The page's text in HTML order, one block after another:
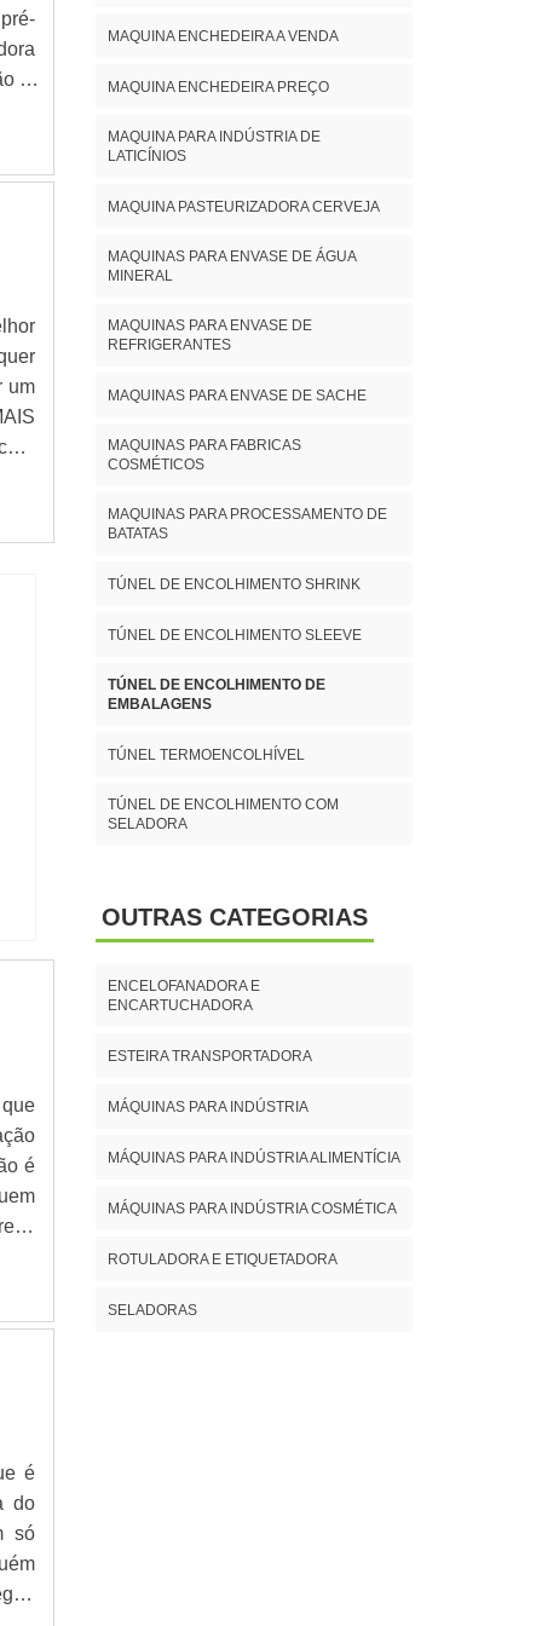
é
e
e
um
e
de
é
é
em
o
é
do
só
MAQUINA ENCHEDEIRA A VENDA
MAQUINA ENCHEDEIRA PREÇO
MAQUINA PARA INDÚSTRIA DE
LATICÍNIOS
MAQUINA PASTEURIZADORA CERVEJA
MAQUINAS PARA ENVASE DE ÁGUA
MINERAL
MAQUINAS PARA ENVASE DE
REFRIGERANTES
MAQUINAS PARA ENVASE DE SACHE
MAQUINAS PARA FABRICAS
COSMÉTICOS
MAQUINAS PARA PROCESSAMENTO DE
BATATAS
TÚNEL DE ENCOLHIMENTO SHRINK
TÚNEL DE ENCOLHIMENTO SLEEVE
TÚNEL DE ENCOLHIMENTO DE
EMBALAGENS
TÚNEL TERMOENCOLHÍVEL
TÚNEL DE ENCOLHIMENTO COM
SELADORA
OUTRAS CATEGORIAS
ENCELOFANADORA E
ENCARTUCHADORA
ESTEIRA TRANSPORTADORA
MÁQUINAS PARA INDÚSTRIA
MÁQUINAS PARA INDÚSTRIA ALIMENTÍCIA
MÁQUINAS PARA INDÚSTRIA COSMÉTICA
ROTULADORA E ETIQUETADORA
SELADORAS